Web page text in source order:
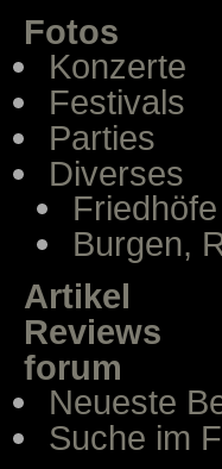
Fotos
Konzerte
Festivals
Parties
Diverses
Friedhöfe
Burgen,
Artikel
Reviews
forum
Neueste
Suche im